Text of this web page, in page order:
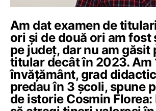
Am dat examen de
ori și de două ori am fost
pe județ, dar nu am găsit
titular decât în 2023. Am
învățământ, grad
predau în 3 școli, spune
de istorie Cosmin Florea: